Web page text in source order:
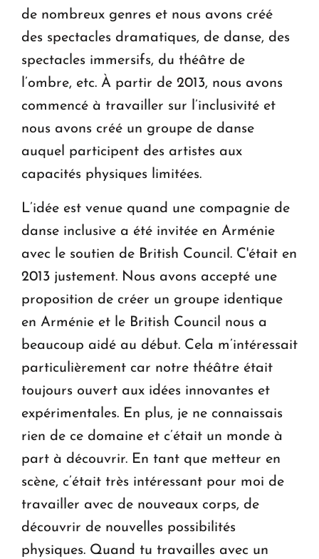
de nombreux genres et nous avons créé
des spectacles dramatiques, de danse, des
spectacles immersifs, du théâtre de
l’ombre, etc. À partir de 2013, nous avons
commencé à travailler sur l’inclusivité et
nous avons créé un groupe de danse
auquel participent des artistes aux
capacités physiques limitées.
L’idée est venue quand une compagnie de
danse inclusive a été invitée en Arménie
avec le soutien de British Council. C'était en
2013 justement. Nous avons accepté une
proposition de créer un groupe identique
en Arménie et le British Council nous a
beaucoup aidé au début. Cela m’intéressait
particulièrement car notre théâtre était
toujours ouvert aux idées innovantes et
expérimentales. En plus, je ne connaissais
rien de ce domaine et c’était un monde à
part à découvrir. En tant que metteur en
scène, c’était très intéressant pour moi de
travailler avec de nouveaux corps, de
découvrir de nouvelles possibilités
physiques. Quand tu travailles avec un